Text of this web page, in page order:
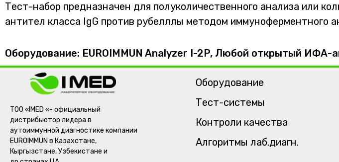
Тест-набор предназначен для полуколичественного анализа или
антител класса IgG против рубелллы методом иммуноферментного
Оборудование: EUROIMMUN Analyzer I-2P, Любой открытый ИФА-
ТОО «IMED «- официальный
дистрибьютор лидера в
аутоиммунной диагностике компании
EUROIMMUN в Казахстане,
Кыргызстане, Узбекистане и
Оборудование
Тест-системы
Контроли качества
Алгоритмы лаб.диагн.